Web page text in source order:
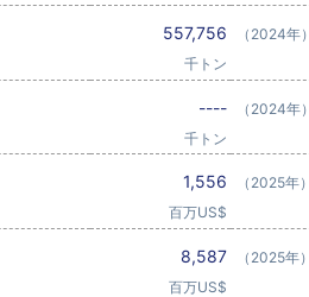
557,756
千トン
（2024年
----
千トン
（2024年
1,556
百万US$
（2025年
8,587
百万US$
（2025年